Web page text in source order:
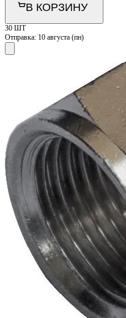
В КОРЗИНУ
30 ШТ
Отправка: 10 августа (пн)